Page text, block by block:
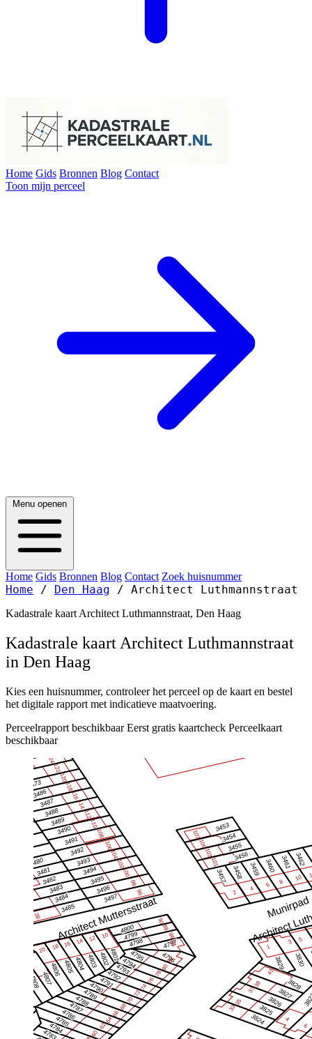
Home Gids Bronnen Blog Contact
Toon mijn perceel
Menu openen
Home Gids Bronnen Blog Contact Zoek huisnummer
Home / Den Haag / Architect Luthmannstraat
Kadastrale kaart Architect Luthmannstraat, Den Haag
Kadastrale kaart Architect Luthmannstraat
in Den Haag
Kies een huisnummer, controleer het perceel op de kaart en bestel
het digitale rapport met indicatieve maatvoering.
Perceelrapport beschikbaar Eerst gratis kaartcheck Perceelkaart
beschikbaar